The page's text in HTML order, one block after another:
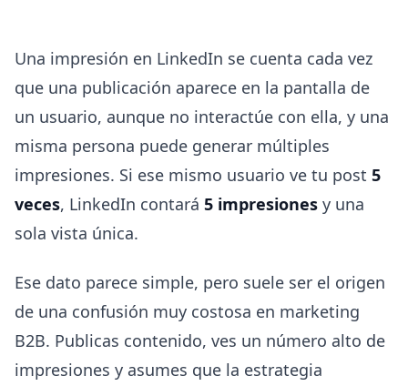
Una impresión en LinkedIn se cuenta cada vez
que una publicación aparece en la pantalla de
un usuario, aunque no interactúe con ella, y una
misma persona puede generar múltiples
impresiones. Si ese mismo usuario ve tu post 5
veces, LinkedIn contará 5 impresiones y una
sola vista única.
Ese dato parece simple, pero suele ser el origen
de una confusión muy costosa en marketing
B2B. Publicas contenido, ves un número alto de
impresiones y asumes que la estrategia